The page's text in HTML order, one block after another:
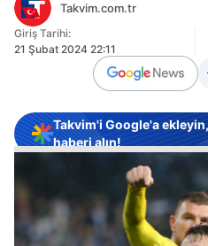
Takvim.com.tr
Giriş Tarihi:
21 Şubat 2024 22:11
Takvim'i Google'a
haberi alın!